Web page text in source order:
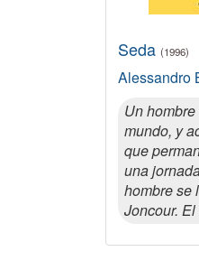
Seda (1996)
Alessandro
Un
mundo, y
que
una
hombre se
Joncour.